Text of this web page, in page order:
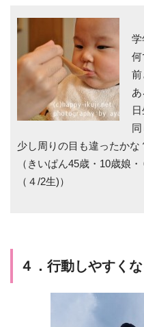
学
何
前
少し周りの目も違ったかな
（きいぱん45歳・10歳娘
（４/2生)）
４．行動しやすく